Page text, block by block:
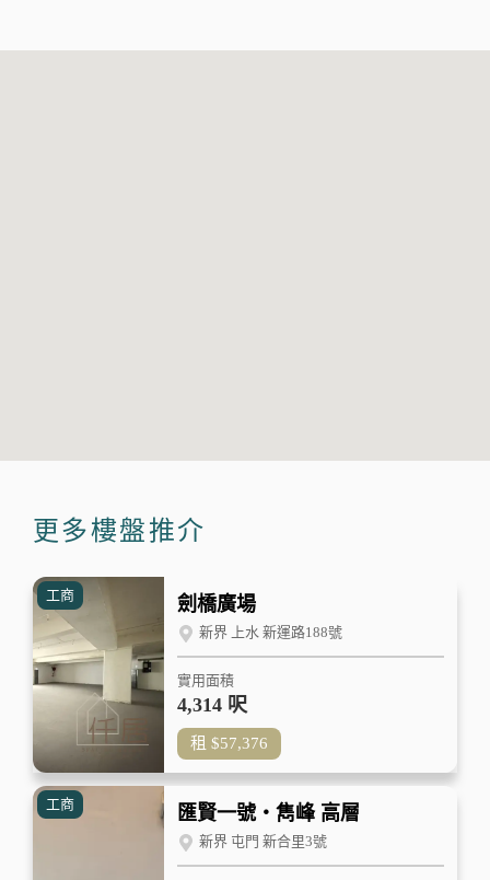
更多樓盤推介
工商 劍橋廣場
新界 上水 新運路188號
實用面積
4,314 呎
租 $57,376
工商 匯賢一號‧雋峰 高層
新界 屯門 新合里3號